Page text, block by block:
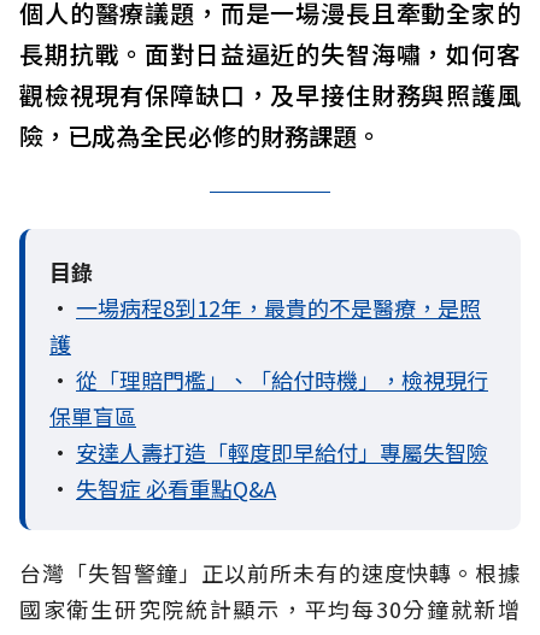
個人的醫療議題，而是一場漫長且牽動全家的
長期抗戰。面對日益逼近的失智海嘯，如何客
觀檢視現有保障缺口，及早接住財務與照護風
險，已成為全民必修的財務課題。
目錄
• 一場病程8到12年，最貴的不是醫療，是照
護
• 從「理賠門檻」、「給付時機」，檢視現行
保單盲區
• 安達人壽打造「輕度即早給付」專屬失智險
• 失智症 必看重點Q&A
台灣「失智警鐘」正以前所未有的速度快轉。根據
國家衛生研究院統計顯示，平均每30分鐘就新增